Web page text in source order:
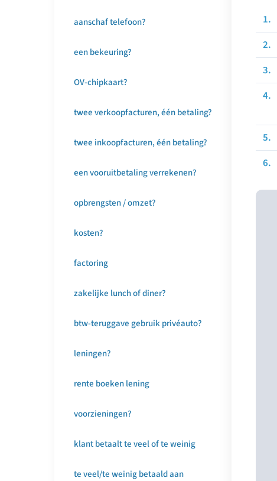
aanschaf telefoon?
een bekeuring?
OV-chipkaart?
twee verkoopfacturen, één betaling?
twee inkoopfacturen, één betaling?
een vooruitbetaling verrekenen?
opbrengsten / omzet?
kosten?
factoring
zakelijke lunch of diner?
btw-teruggave gebruik privéauto?
leningen?
rente boeken lening
voorzieningen?
klant betaalt te veel of te weinig
te veel/te weinig betaald aan